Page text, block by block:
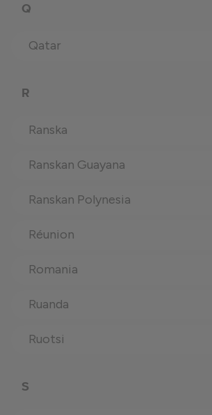
Q
Qatar
R
Ranska
Ranskan Guayana
Ranskan Polynesia
Réunion
Romania
Ruanda
Ruotsi
S